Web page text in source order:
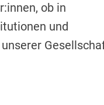
ob in
und